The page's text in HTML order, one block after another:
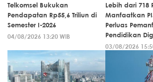
Telkomsel Bukukan
Pendapatan Rp55,6 Triliun di
Semester I-2026
04/08/2026 13:20 WIB
Lebih dari 718
Manfaatkan
Perluas
Pendidikan
03/08/2026